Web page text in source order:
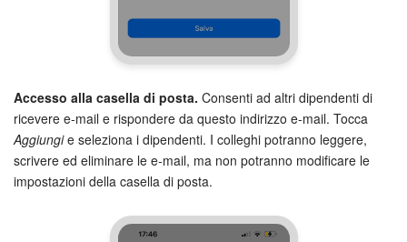
Accesso alla casella di posta. Consenti ad altri dipendenti di
ricevere e-mail e rispondere da questo indirizzo e-mail. Tocca
Aggiungie seleziona i dipendenti. I colleghi potranno leggere,
scrivere ed eliminare le e-mail, ma non potranno modificare le
impostazioni della casella di posta.